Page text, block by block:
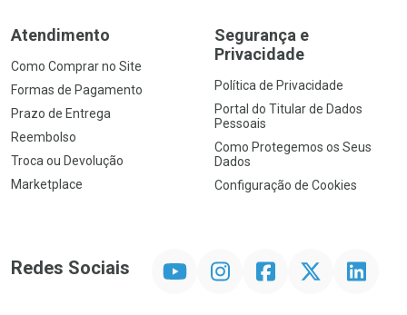
Atendimento
Como Comprar no Site
Formas de Pagamento
Prazo de Entrega
Reembolso
Troca ou Devolução
Marketplace
Segurança e
Privacidade
Política de Privacidade
Portal do Titular de Dados
Pessoais
Como Protegemos os Seus
Dados
Configuração de Cookies
Redes Sociais InstagramFacebookTwitter Linkedin